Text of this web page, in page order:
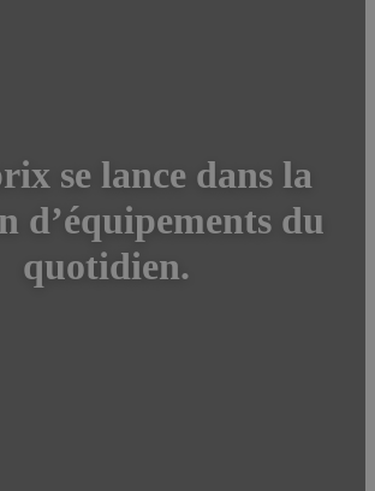
se lance dans la
d’équipements du
quotidien.